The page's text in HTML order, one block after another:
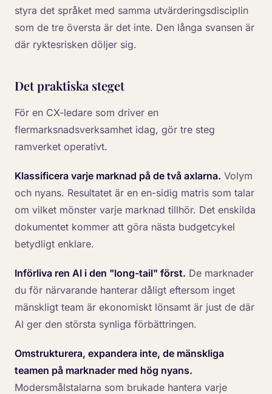
styra det språket med samma utvärderingsdisciplin
som de tre översta är det inte. Den långa svansen är
där ryktesrisken döljer sig.
Det praktiska steget
För en CX-ledare som driver en
flermarksnadsverksamhet idag, gör tre steg
ramverket operativt.
Klassificera varje marknad på de två axlarna. Volym
och nyans. Resultatet är en en-sidig matris som talar
om vilket mönster varje marknad tillhör. Det enskilda
dokumentet kommer att göra nästa budgetcykel
betydligt enklare.
Införliva ren AI i den "long-tail" först. De marknader
du för närvarande hanterar dåligt eftersom inget
mänskligt team är ekonomiskt lönsamt är just de där
AI ger den största synliga förbättringen.
Omstrukturera, expandera inte, de mänskliga
teamen på marknader med hög nyans.
Modersmålstalarna som brukade hantera varje